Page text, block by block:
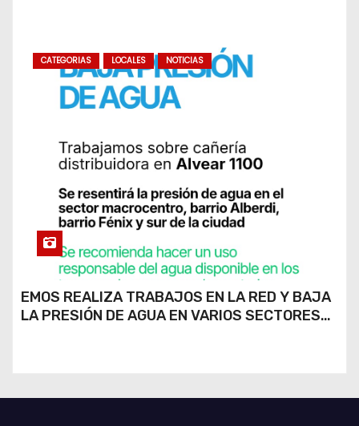
CATEGORIAS LOCALES NOTICIAS
EMOS REALIZA TRABAJOS EN LA RED Y BAJA
LA PRESIÓN DE AGUA EN VARIOS SECTORES